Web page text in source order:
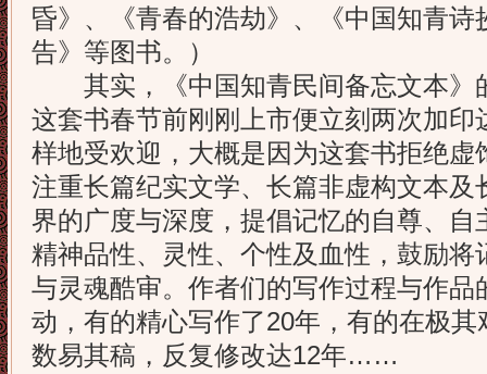
昏》、《青春的浩劫》、《中国知青
告》等图书。）
其实，《中国知青民间备忘文本》
这套书春节前刚刚上市便立刻两次加印
样地受欢迎，大概是因为这套书拒绝虚
注重长篇纪实文学、长篇非虚构文本及
界的广度与深度，提倡记忆的自尊、自
精神品性、灵性、个性及血性，鼓励将
与灵魂酷审。作者们的写作过程与作品
动，有的精心写作了20年，有的在极
数易其稿，反复修改达12年……